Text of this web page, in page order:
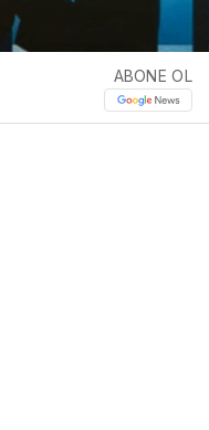
ABONE OL